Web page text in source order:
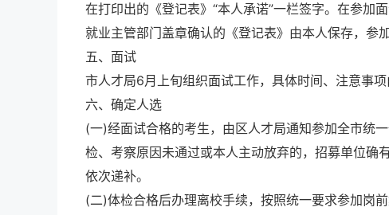
在打印出的《登记表》“本人承诺”一栏签字。在参加
就业主管部门盖章确认的《登记表》由本人保存，参
五、面试
市人才局6月上旬组织面试工作，具体时间、注意事项
六、确定人选
(一)经面试合格的考生，由区人才局通知参加全市统
检、考察原因未通过或本人主动放弃的，招募单位确
依次递补。
(二)体检合格后办理离校手续，按照统一要求参加岗